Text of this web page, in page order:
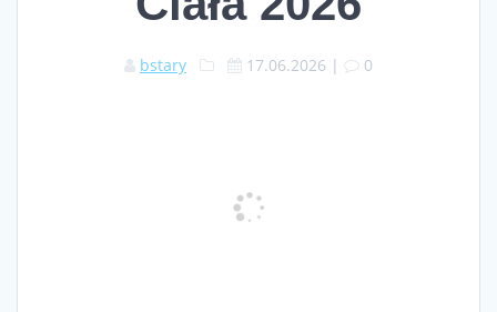
bstary 17.06.2026 | 0